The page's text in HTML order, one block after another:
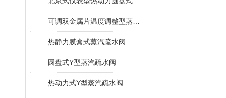
热静力膜盒式蒸汽疏水阀
圆盘式Y型蒸汽疏水阀
热动力式Y型蒸汽疏水阀